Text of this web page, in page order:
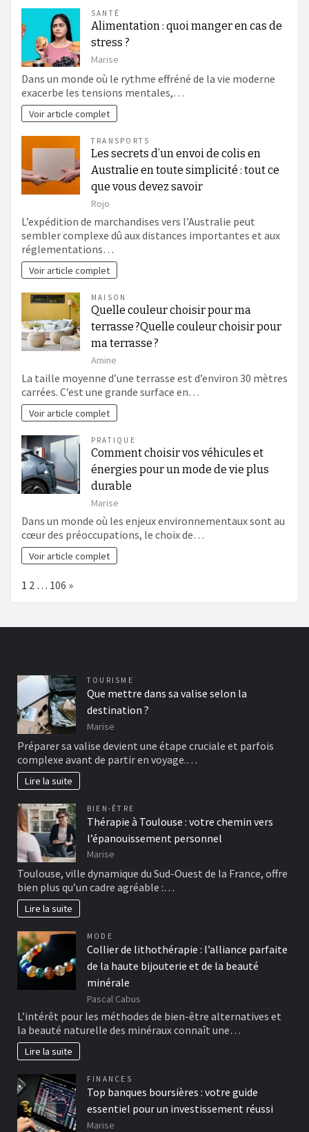
SANTÉ
Alimentation : quoi manger en cas de
stress ?
Marise
Dans un monde où le rythme effréné de la vie moderne
exacerbe les tensions mentales,…
Voir article complet
TRANSPORTS
Les secrets d’un envoi de colis en
Australie en toute simplicité : tout ce
que vous devez savoir
Rojo
L’expédition de marchandises vers l’Australie peut
sembler complexe dû aux distances importantes et aux
réglementations…
Voir article complet
MAISON
Quelle couleur choisir pour ma
terrasse ?Quelle couleur choisir pour
ma terrasse ?
Amine
La taille moyenne d’une terrasse est d’environ 30 mètres
carrées. C’est une grande surface en…
Voir article complet
PRATIQUE
Comment choisir vos véhicules et
énergies pour un mode de vie plus
durable
Marise
Dans un monde où les enjeux environnementaux sont au
cœur des préoccupations, le choix de…
Voir article complet
Page:
1 2 … 106 Next
»
TOURISME
Que mettre dans sa valise selon la
destination ?
Marise
Préparer sa valise devient une étape cruciale et parfois
complexe avant de partir en voyage.…
Lire la suite
BIEN-ÊTRE
Thérapie à Toulouse : votre chemin vers
l’épanouissement personnel
Marise
Toulouse, ville dynamique du Sud-Ouest de la France, offre
bien plus qu’un cadre agréable :…
Lire la suite
MODE
Collier de lithothérapie : l’alliance parfaite
de la haute bijouterie et de la beauté
minérale
Pascal Cabus
L’intérêt pour les méthodes de bien-être alternatives et
la beauté naturelle des minéraux connaît une…
Lire la suite
FINANCES
Top banques boursières : votre guide
essentiel pour un investissement réussi
Marise